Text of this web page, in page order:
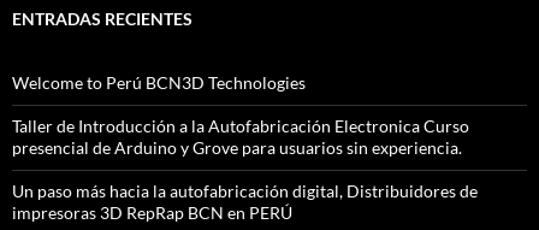
ENTRADAS RECIENTES
Welcome to Perú BCN3D Technologies
Taller de Introducción a la Autofabricación Electronica Curso
presencial de Arduino y Grove para usuarios sin experiencia.
Un paso más hacia la autofabricación digital, Distribuidores de
impresoras 3D RepRap BCN en PERÚ